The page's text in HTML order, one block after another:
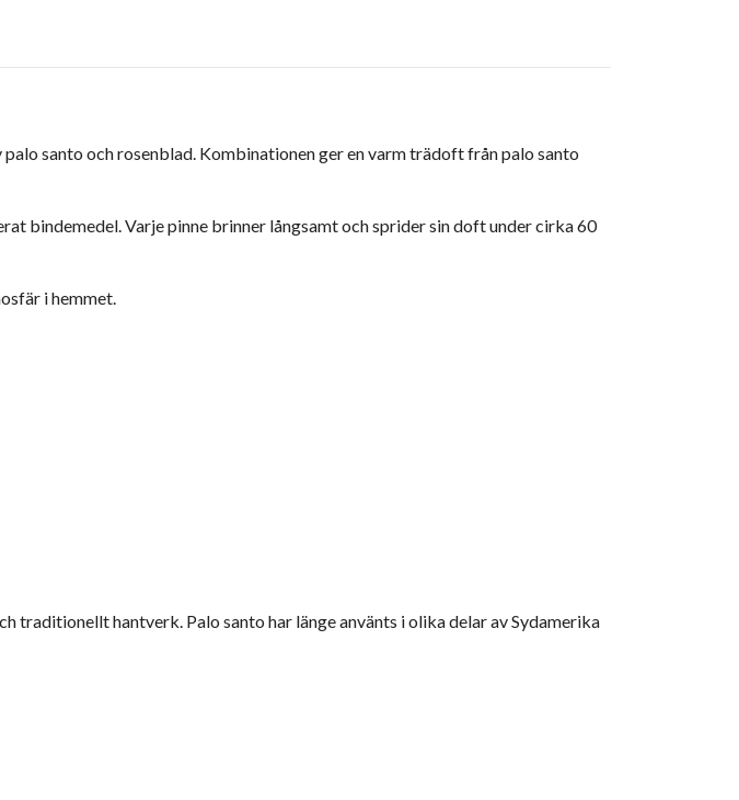
santo och rosenblad. Kombinationen ger en varm trädoft från palo santo
bindemedel. Varje pinne brinner långsamt och sprider sin doft under cirka 60
i hemmet.
hantverk. Palo santo har länge använts i olika delar av Sydamerika